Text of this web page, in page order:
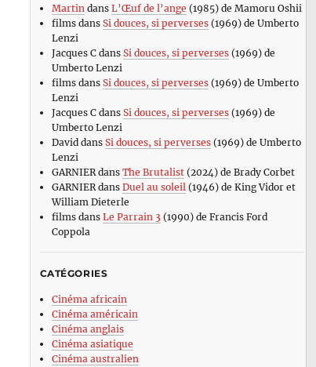
Martin dans L’Œuf de l’ange (1985) de Mamoru Oshii
filmsdans Si douces, si perverses(1969) de Umberto
Lenzi
Jacques Cdans Si douces, si perverses(1969) de
Umberto Lenzi
filmsdans Si douces, si perverses(1969) de Umberto
Lenzi
Jacques Cdans Si douces, si perverses(1969) de
Umberto Lenzi
David dans Si douces, si perverses(1969) de Umberto
Lenzi
GARNIERdans The Brutalist(2024) de Brady Corbet
GARNIERdans Duel au soleil (1946) de King Vidor et
William Dieterle
filmsdans Le Parrain 3 (1990) de Francis Ford
Coppola
CATÉGORIES
Cinéma africain
Cinéma américain
Cinéma anglais
Cinéma asiatique
Cinéma australien